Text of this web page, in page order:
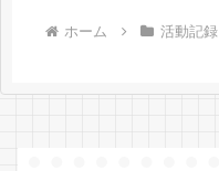
ホーム 活動記録